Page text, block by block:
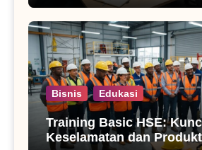
Bisnis Edukasi
Training Basic HSE:
Keselamatan dan